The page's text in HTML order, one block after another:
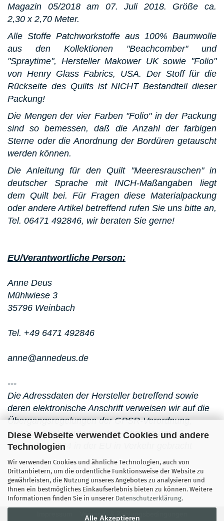
Diese Webseite verwendet Cookies und andere
Technologien
Wir verwenden Cookies und ähnliche Technologien, auch von
Drittanbietern, um die ordentliche Funktionsweise der Website zu
gewährleisten, die Nutzung unseres Angebotes zu analysieren und
Ihnen ein bestmögliches Einkaufserlebnis bieten zu können. Weitere
Informationen finden Sie in unserer Datenschutzerklärung.
Alle Akzeptieren
Magazin 05/2018 am 07. Juli 2018. Größe ca.
2,30 x 2,70 Meter.
Alle Stoffe Patchworkstoffe aus 100% Baumwolle
aus den Kollektionen "Beachcomber" und
"Spraytime", Hersteller Makower UK sowie "Folio"
von Henry Glass Fabrics, USA. Der Stoff für die
Rückseite des Quilts ist NICHT Bestandteil dieser
Packung!
Die Mengen der vier Farben "Folio" in der Packung
sind so bemessen, daß die Anzahl der farbigen
Sterne oder die Anordnung der Bordüren getauscht
werden können.
Die Anleitung für den Quilt "Meeresrauschen" in
deutscher Sprache mit INCH-Maßangaben liegt
dem Quilt bei. Für Fragen diese Materialpackung
oder andere Artikel betreffend rufen Sie uns bitte an,
Tel. 06471 492846, wir beraten Sie gerne!
EU/Verantwortliche Person:
Anne Deus
Mühlwiese 3
35796 Weinbach
Tel. +49 6471 492846
anne@annedeus.de
---
Die Adressdaten der Hersteller betreffend sowie
deren elektronische Anschrift verweisen wir auf die
Übergangsregelungen der GPSR-Verordnung,
dieser Artikel wurde vor dem Stichtag am 13.
Dezember 2024 in der EU in Verkehr gebracht
Versand- & Zahlungsbedingungen